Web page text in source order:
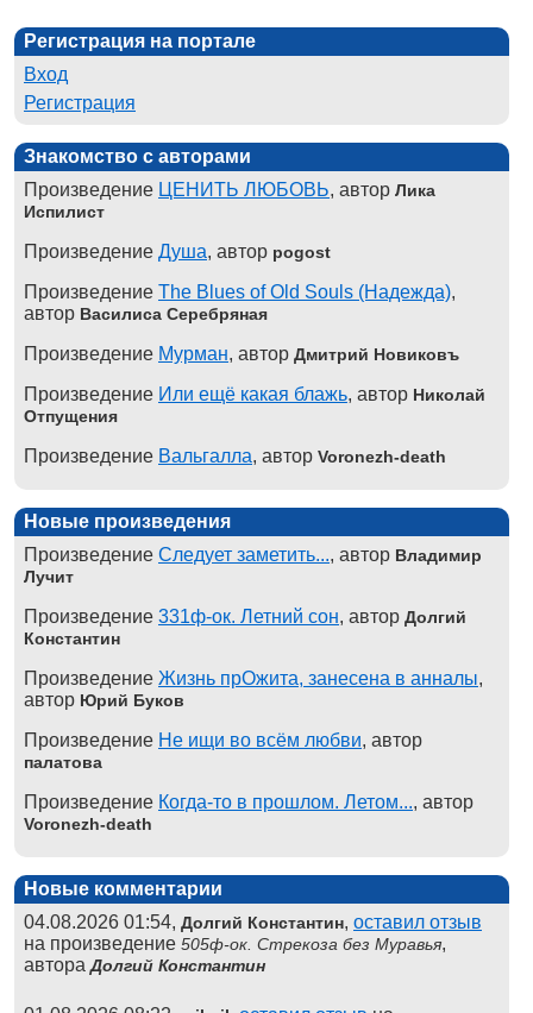
Регистрация на портале
Вход
Регистрация
Знакомство с авторами
Произведение ЦЕНИТЬ ЛЮБОВЬ, автор Лика
Испилист
Произведение Душа, автор pogost
Произведение The Blues of Old Souls (Надежда),
автор Василиса Серебряная
Произведение Мурман, автор Дмитрий Новиковъ
Произведение Или ещё какая блажь, автор Николай
Отпущения
Произведение Вальгалла, автор Voronezh-death
Новые произведения
Произведение Следует заметить..., автор Владимир
Лучит
Произведение 331ф-ок. Летний сон, автор Долгий
Константин
Произведение Жизнь прОжита, занесена в анналы,
автор Юрий Буков
Произведение Не ищи во всём любви, автор
палатова
Произведение Когда-то в прошлом. Летом..., автор
Voronezh-death
Новые комментарии
04.08.2026 01:54, Долгий Константин, оставил отзыв
на произведение 505ф-ок. Стрекоза без Муравья,
автораДолгий Константин